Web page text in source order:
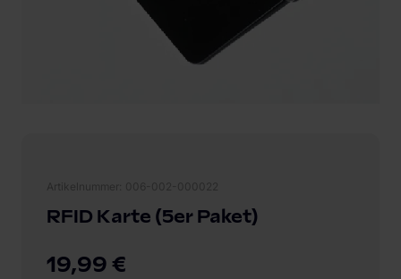
19,99 €
RFID Karte (5er Paket)